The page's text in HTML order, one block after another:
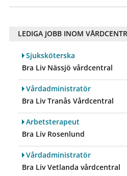
LEDIGA JOBB INOM
Sjuksköterska
Bra Liv Nässjö vårdcentral
Vårdadministratör
Bra Liv Tranås Vårdcentral
Arbetsterapeut
Bra Liv Rosenlund
Vårdadministratör
Bra Liv Vetlanda vårdcentral